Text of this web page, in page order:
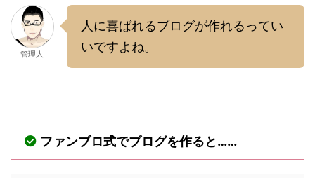
管理人
人に喜ばれるブログが作れるってい
いですよね。
ファンブロ式でブログを作ると……